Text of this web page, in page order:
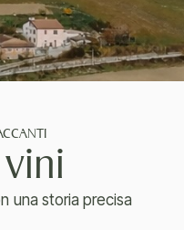
una storia precisa